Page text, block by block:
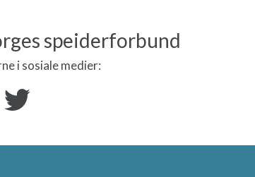
speiderforbund
i sosiale medier: